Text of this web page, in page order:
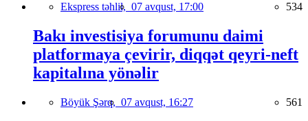
Ekspress təhlil, 07 avqust, 17:00 534
Bakı investisiya forumunu daimi
platformaya çevirir, diqqət qeyri-neft
kapitalına yönəlir
Böyük Şərq, 07 avqust, 16:27 561